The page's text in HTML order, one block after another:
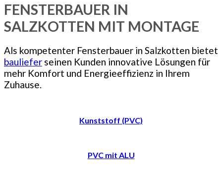
FENSTERBAUER IN
SALZKOTTEN MIT MONTAGE
Als kompetenter Fensterbauer in Salzkotten bietet
bauliefer seinen Kunden innovative Lösungen für
mehr Komfort und Energieeffizienz in Ihrem
Zuhause.
Kunststoff (PVC)
PVC mit ALU